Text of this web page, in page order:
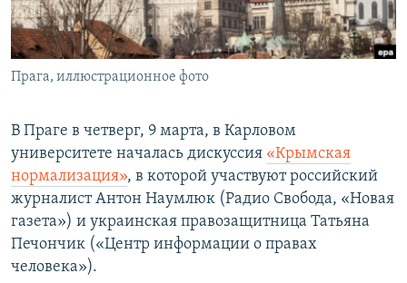
ПОБЕДИТЕЛЕЙ НЕ СУДЯТ?
КРЫМ.НЕПОКОРЕННЫЙ
ELIFBE
ПРИСОЕДИНЯЙТЕСЬ!
Все сайты RFE/RL
Прага, иллюстрационное фото
В Праге в четверг, 9 марта, в Карловом
университете началась дискуссия «Крымская
нормализация», в которой участвуют российский
журналист Антон Наумлюк (Радио Свобода, «Новая
газета») и украинская правозащитница Татьяна
Печончик («Центр информации о правах
человека»).